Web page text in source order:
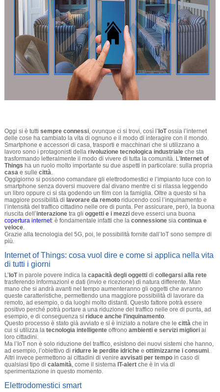
Oggi si è tutti sempre connessi, ovunque ci si trovi, così l’ IoTossia l’internet
delle cose ha cambiato la vita di ognuno e il modo di interagire con il mondo.
Smartphone e accessori di casa, trasporti e macchinari che si utilizzano a
lavoro sono i protagonisti della rivoluzione tecnologica industrialeche sta
trasformando letteralmente il modo di vivere di tutta la comunità. L’ Internet of
Things ha un ruolo molto importante su due aspetti in particolare: sulla propria
casae sulle città.
Oggigiorno si possono comandare gli elettrodomestici e l’impianto luce con lo
smartphone senza doversi muovere dal divano mentre ci si rilassa leggendo
un libro oppure ci si sta godendo un film con la famiglia. Oltre a questo si ha
maggiore possibilità di lavorare da remotoriducendo così l’inquinamento e
l’intensità del traffico cittadino nelle ore di punta. Per assicurare, però, la buona
riuscita dell’interazionetra gli oggetti e i mezzideve esserci una buona
copertura internet: è fondamentale infatti che la connessionesia continua e
veloce.
Grazie alla tecnologia del 5G, poi, le possibilità fornite dall’IoT sono sempre di
più.
Internet of Things: cosa vuol dire e come si applica nella vita
di tutti i giorni
L’ IoTin parole povere indica la capacità degli oggettidi collegarsi alla rete
trasferendo informazioni e dati (invio e ricezione) di natura differente. Man
mano che si andrà avanti nel tempo aumenteranno gli oggetti che avranno
queste caratteristiche, permettendo una maggiore possibilità di lavorare da
remoto, ad esempio, o da luoghi molto distanti. Questo fattore potrà essere
positivo perché potrà portare a una riduzione del traffico nelle ore di punta, ad
esempio, e di conseguenza si riduce anche l’inquinamento.
Questo processo è stato già avviato e si è iniziato a notare che le cittàche in
cui si utilizza la tecnologia intelligenteoffrono ambienti e servizi miglioriai
loro cittadini.
Ma l’IoT non è solo riduzione del traffico, esistono dei nuovi sistemi che hanno,
ad esempio, l’obiettivo di ridurre le perdite idrichee ottimizzarne i consumi.
Altri invece permettono ai cittadini di venire avvisati per tempoin caso di
qualsiasi tipo di calamità, come il sistema IT-alertche è in via di
sperimentazione in questo momento.
Elettrodomestici smart